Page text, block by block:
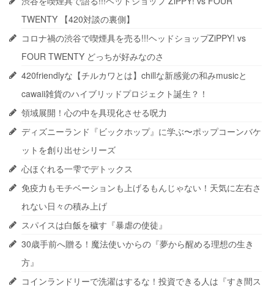
TWENTY 【420対談の裏側】
コロナ禍の渋谷で喫煙具を売る!!!ヘッドショップZiPPY! vs
FOUR TWENTY どっちが好みなのさ
420friendlyな【チルカワとは】chillな新感覚の和みmusicと
cawaii雑貨のハイブリッドプロジェクト誕生？！
領域展開！心の中を具現化させる呪力
ディズニーランド『ビックホップ』に学ぶ〜ポップコーンバケ
ットを創り出せシリーズ
心ほぐれる一雫でデトックス
免疫力もモチベーションも上げるもんじゃない！天気に左右さ
れない日々の積み上げ
スパイスは白飯を穢す『暴虐の使徒』
30歳手前へ贈る！魔法使いからの『夢から醒める理想の生き
方』
コインランドリーで洗濯はするな！投資できる人は『すき間ス